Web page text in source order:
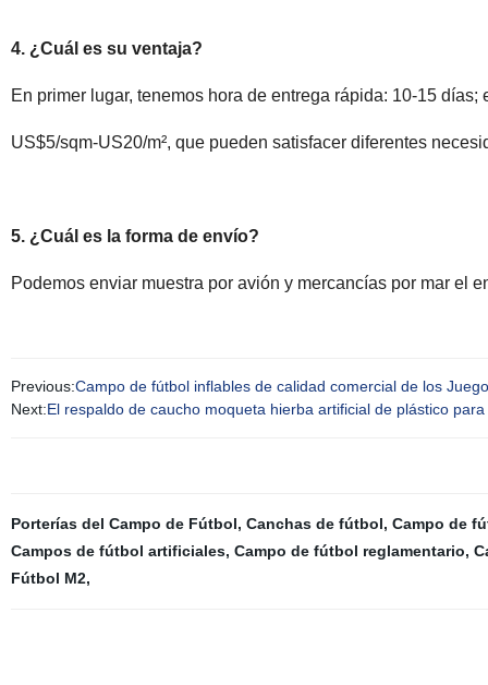
4. ¿Cuál es su ventaja?
En primer lugar, tenemos hora de entrega rápida: 10-15
US$5/sqm-US20/m², que pueden satisfacer diferentes
5. ¿Cuál es la forma de envío?
Podemos enviar muestra por avión y mercancías por mar el
Previous:Campo de fútbol inflables de calidad comercial de los
Next:El respaldo de caucho moqueta hierba artificial de plástico
Porterías del Campo de Fútbol, Canchas de fútbol, Campo de
Campos de fútbol artificiales, Campo de fútbol reglamentario,
Fútbol M2,